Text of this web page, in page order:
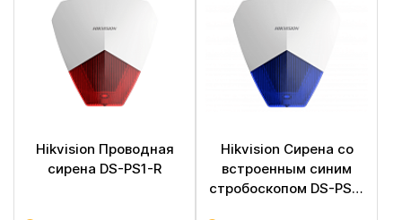
Hikvision Проводная
сирена DS-PS1-R
Hikvision Сирена со
встроенным синим
стробоскопом DS-PS1-